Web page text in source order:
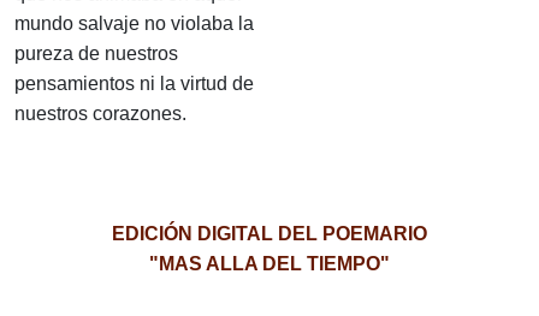
mundo salvaje no violaba la
pureza de nuestros
pensamientos ni la virtud de
nuestros corazones.
EDICIÓN DIGITAL DEL POEMARIO
"MAS ALLA DEL TIEMPO"